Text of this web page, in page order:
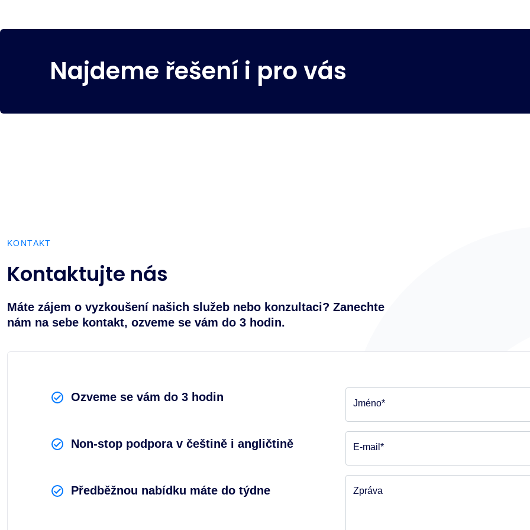
Najdeme řešení i pro vás
KONTAKT
Kontaktujte nás
Máte zájem o vyzkoušení našich služeb nebo konzultaci? Zanechte
nám na sebe kontakt, ozveme se vám do 3 hodin.
Ozveme se vám do 3 hodin
Non-stop podpora v češtině i angličtině
Předběžnou nabídku máte do týdne
Jméno*
E-mail*
Zpráva